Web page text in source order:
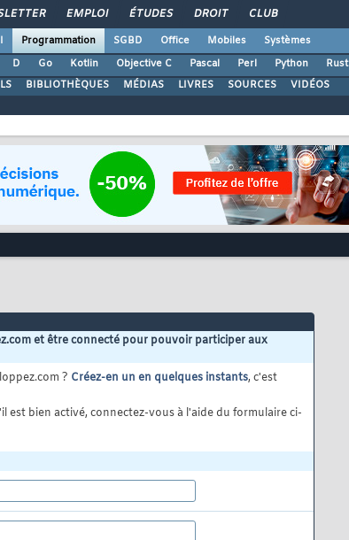
EMPLOI ÉTUDES DROIT CLUB
Programmation SGBD Office Mobiles
Systèmes
D Go Kotlin Objective C Pascal Perl Python Rust
BIBLIOTHÈQUES MÉDIAS LIVRES SOURCES VIDÉOS
et être connecté pour pouvoir participer aux
? Créez-en un en quelques instants, c'est
est bien activé, connectez-vous à l'aide du formulaire ci-